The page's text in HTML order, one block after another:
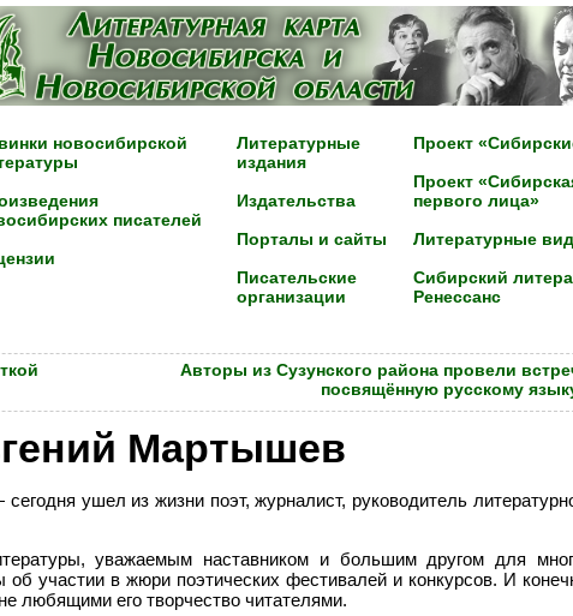
новосибирской
писателей
Литературные
издания
Издательства
Порталы и сайты
Писательские
организации
Проект
Проект
первого лица»
Литературные
Сибирский
Ренессанс
Авторы из Сузунского района провели
посвящённую русскому
Мартышев
ушел из жизни поэт, журналист, руководитель
уважаемым наставником и большим другом для
участии в жюри поэтических фестивалей и конкурсов. И
любящими его творчество читателями.